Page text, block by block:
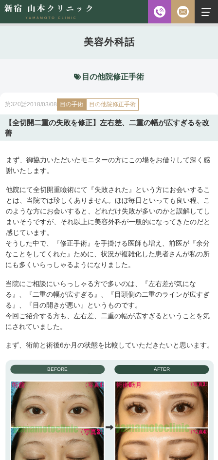
お電話
休診日 水・日・祝日
ご予約前に必ず下記のページをご確認ください。
ご予約について
※初診の方専用
無料相談・
ご予約・
お問い合わせ
03-5315-4391
美容外科話
目の他院修正手術
第320話2018/03/08 目の手術 目の他院修正手術
【全切開二重の失敗を修正】左右差、二重の幅が広すぎるを改
善
まず、御協力いただいたモニターの方にこの場をお借りして深く感
謝いたします。
他院にて全切開重瞼術にて『失敗された』という方にお会いするこ
とは、当院では珍しくありません。ほぼ毎日といっても良い程、こ
のような方にお会いすると、どれだけ失敗が多いのかと誤解してし
まいそうですが、それ以上に美容外科が一般的になってきたのだと
感じています。
そうした中で、『修正手術』を手掛ける医師も増え、前医が『余分
なことをしてくれた』ために、状況が複雑化した患者さんが私の所
にも多くいらっしゃるようになりました。
当院にご相談にいらっしゃる方で多いのは、『左右差が気にな
る』、『二重の幅が広すぎる』、『目頭側の二重のラインが広すぎ
る』、『目の開きが悪い』というものです。
今回ご紹介する方も、左右差、二重の幅が広すぎるということを気
にされていました。
まず、術前と術後6か月の状態を比較していただきたいと思います。
BEFORE AFTER